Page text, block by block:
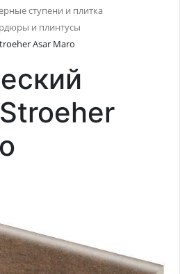
ступени и плитка
и плинтусы
Asar Maro